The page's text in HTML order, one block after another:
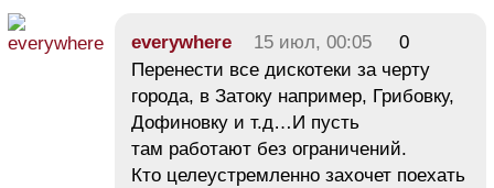
everywhere 15 июл, 00:05
0
Перенести все дискотеки за черту
города, в Затоку например, Грибовку,
Дофиновку и т.д…И пусть
там работают без ограничений.
Кто целеустремленно захочет поехать